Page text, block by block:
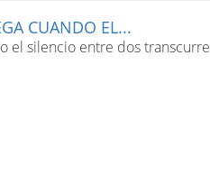
CUANDO EL...
el silencio entre dos transcurre